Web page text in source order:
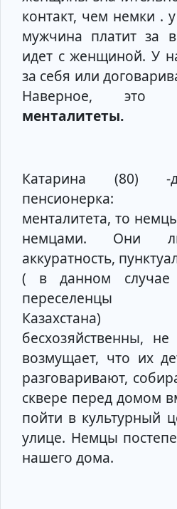
контакт, чем немки .
мужчина платит за
идет с женщиной. У
за себя или
Наверное,
менталитеты.
Катарина (80) -
пенсионерка:
менталитета, то
немцами. Они
аккуратность,
( в данном случае
Казахстана)
бесхозяйственны,
возмущает, что их
разговаривают,
сквере перед домом
пойти в культурный
улице. Немцы
нашего дома.